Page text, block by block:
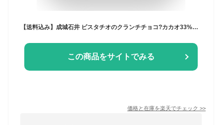
【送料込み】成城石井 ピスタチオのクランチチョコ?カカオ33%ホワイトチョコ使用? 92g×3個(個包装込) | D+2
この商品をサイトでみる
価格と在庫を楽天でチェック >>